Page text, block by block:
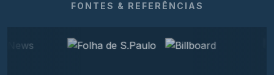
FONTES & REFERÊNCIAS